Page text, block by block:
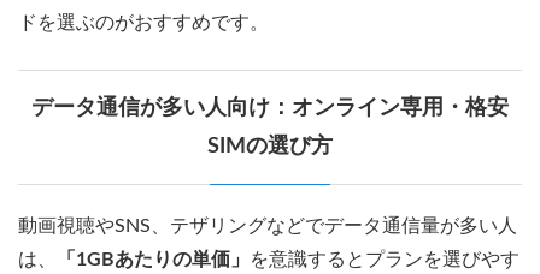
ドを選ぶのがおすすめです。
データ通信が多い人向け：オンライン専用・格安
SIMの選び方
動画視聴やSNS、テザリングなどでデータ通信量が多い人
は、
「1GBあたりの単価」
を意識するとプランを選びやす